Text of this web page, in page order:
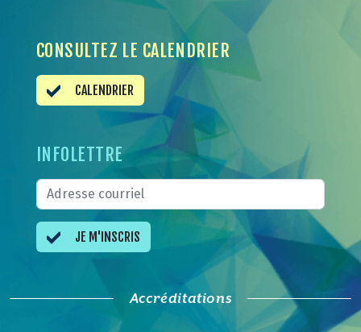
CONSULTEZ LE CALENDRIER
CALENDRIER
INFOLETTRE
JE M'INSCRIS
Accréditations